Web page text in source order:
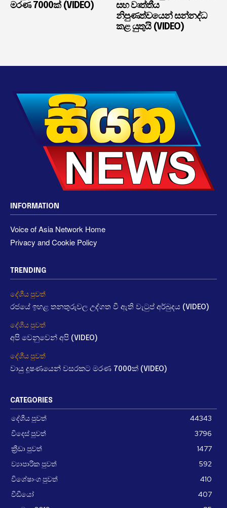
මරණ 7000ක් (VIDEO)
සහ වෘත්තීය
නිපුණත්වයෙන් සන්නද්ධ
කළ යුතුයි (VIDEO)
INFORMATION
Voice of Asia Network Home
Privacy and Cookie Policy
TRENDING
දේශීය පුවත්
රජයේ ඉහළ තනතුරුවල උද්ගත වී ඇති වැටුප් අර්බුදය (VIDEO)
දේශීය පුවත්
අපි වෙනුවෙන් අපි (VIDEO)
දේශීය පුවත්
වායු දූෂණයෙන් වසරකට මරණ 7000ක් (VIDEO)
CATEGORIES
දේශීය පුවත්
44343
විදෙස් පුවත්
3796
ක්‍රීඩා පුවත්
1477
ව්‍යාපාරික පුවත්
592
විශේෂාංග පුවත්
410
වීඩීයෝ
407